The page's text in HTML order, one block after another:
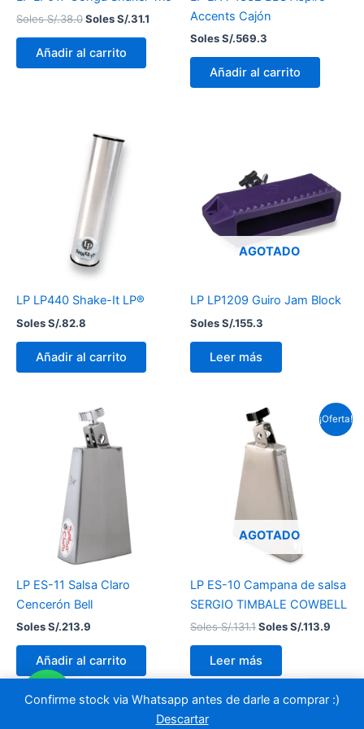
Confirme stock via Whatsapp antes de darle a comprar :)
Descartar
Soles S/.38.0Soles S/.31.1
Añadir al carrito
Accents Cajón
Soles S/.569.3
Añadir al carrito
LP LP440 Shake-It LP®
Soles S/.82.8
Añadir al carrito
AGOTADO
LP LP1209 Guiro Jam Block
Soles S/.155.3
Leer más
LP ES-11 Salsa Claro
Cencerón Bell
Soles S/.213.9
Añadir al carrito
¡Oferta!
AGOTADO
LP ES-10 Campana de salsa
SERGIO TIMBALE COWBELL
Soles S/.131.1
El
precio
original
era:
Soles
S/.131.1.
Soles S/.113.9
El
precio
Leer más